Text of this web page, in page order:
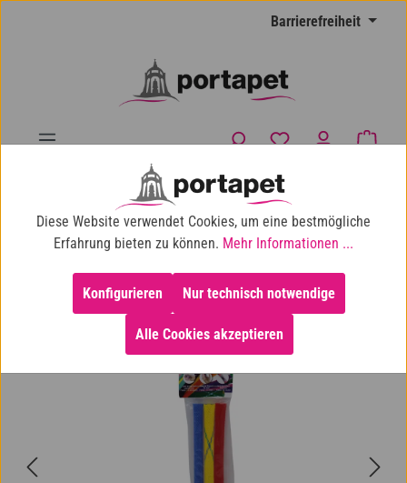
Barrierefreiheit
Du hast 0
10% Shop-Rabatt ab 100 € Einkaufswert
Katze Katzenspielzeug Beschäftigung
Endless Possibilities
Bildergalerie überspringen
Diese Website verwendet Cookies, um eine bestmögliche
Erfahrung bieten zu können. Mehr Informationen ...
Konfigurieren
Alle Cookies akzeptieren
Nur technisch notwendige